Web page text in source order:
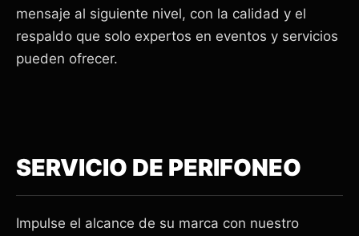
mensaje al siguiente nivel, con la calidad y el
respaldo que solo expertos en eventos y servicios
pueden ofrecer.
SERVICIO DE PERIFONEO
Impulse el alcance de su marca con nuestro